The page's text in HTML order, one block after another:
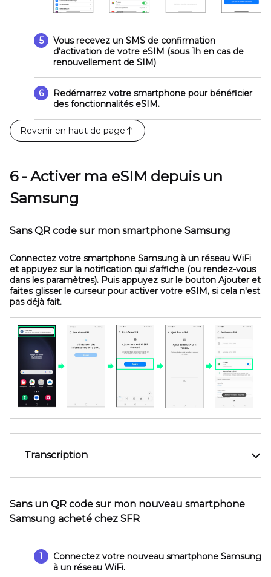
5
Vous recevez un SMS de confirmation
d'activation de votre eSIM (sous 1h en cas de
renouvellement de SIM)
6
Redémarrez votre smartphone pour bénéficier
des fonctionnalités eSIM.
Revenir en haut de page
6 - Activer ma eSIM depuis un
Samsung
Sans QR code sur mon smartphone Samsung
Connectez votre smartphone Samsung à un réseau WiFi
et appuyez sur la notification qui s'affiche (ou rendez-vous
dans les paramètres). Puis appuyez sur le bouton Ajouteret
faites glisser le curseur pour activer votre eSIM, si cela n'est
pas déjà fait.
Transcription
Sans un QR code sur mon nouveau smartphone
Samsung acheté chez SFR
1
Connectez votre nouveau smartphone Samsung
à un réseau WiFi.